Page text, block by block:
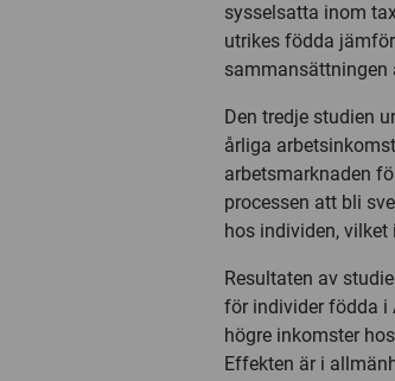
sysselsatta inom
utrikes födda
sammansättningen
Den tredje studien
årliga
arbetsmarknaden
processen att bli
hos individen,
Resultaten av
för individer födda i
högre inkomster
Effekten är i